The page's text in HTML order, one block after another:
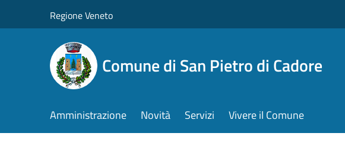
Regione Veneto
Comune di San Pietro di Cadore
Amministrazione Novità Servizi Vivere il Comune